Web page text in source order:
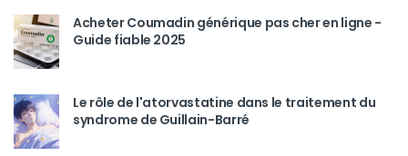
Acheter Coumadin générique pas cher en ligne -
Guide fiable 2025
Le rôle de l'atorvastatine dans le traitement du
syndrome de Guillain-Barré